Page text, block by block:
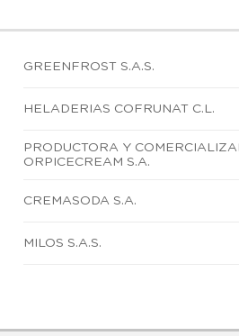
GREENFROST S.A.S.
HELADERIAS COFRUNAT C.L.
PRODUCTORA Y
ORPICECREAM S.A.
CREMASODA S.A.
MILOS S.A.S.